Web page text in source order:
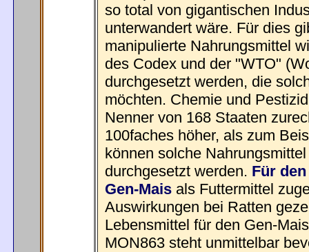
so total von gigantischen
unterwandert wäre. Für dies
manipulierte Nahrungsmittel
des Codex und der "WTO"
durchgesetzt werden, die
möchten. Chemie und
Nenner von 168 Staaten
100faches höher, als zum
können solche
durchgesetzt werden. Für
Gen-Maisals Futtermittel
Auswirkungen bei Ratten
Lebensmittel für den Gen-
MON863 steht unmittelbar